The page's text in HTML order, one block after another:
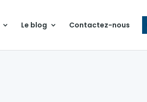
Le blog Contactez-nous